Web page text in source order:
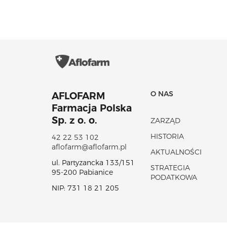
AFLOFARM
Farmacja Polska
Sp. z o. o.
42 22 53 102
aflofarm@aflofarm.pl
ul. Partyzancka 133/151
95-200 Pabianice
NIP: 731 18 21 205
O NAS
ZARZĄD
HISTORIA
AKTUALNOŚCI
STRATEGIA
PODATKOWA